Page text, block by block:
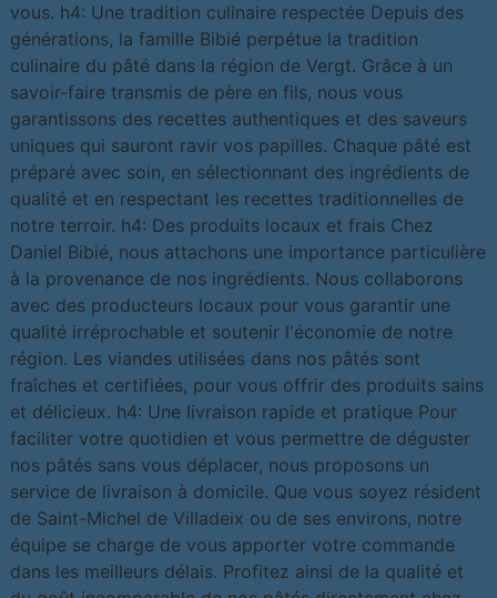
vous. h4: Une tradition culinaire respectée Depuis des
générations, la famille Bibié perpétue la tradition
culinaire du pâté dans la région de Vergt. Grâce à un
savoir-faire transmis de père en fils, nous vous
garantissons des recettes authentiques et des saveurs
uniques qui sauront ravir vos papilles. Chaque pâté est
préparé avec soin, en sélectionnant des ingrédients de
qualité et en respectant les recettes traditionnelles de
notre terroir. h4: Des produits locaux et frais Chez
Daniel Bibié, nous attachons une importance particulière
à la provenance de nos ingrédients. Nous collaborons
avec des producteurs locaux pour vous garantir une
qualité irréprochable et soutenir l'économie de notre
région. Les viandes utilisées dans nos pâtés sont
fraîches et certifiées, pour vous offrir des produits sains
et délicieux. h4: Une livraison rapide et pratique Pour
faciliter votre quotidien et vous permettre de déguster
nos pâtés sans vous déplacer, nous proposons un
service de livraison à domicile. Que vous soyez résident
de Saint-Michel de Villadeix ou de ses environs, notre
équipe se charge de vous apporter votre commande
dans les meilleurs délais. Profitez ainsi de la qualité et